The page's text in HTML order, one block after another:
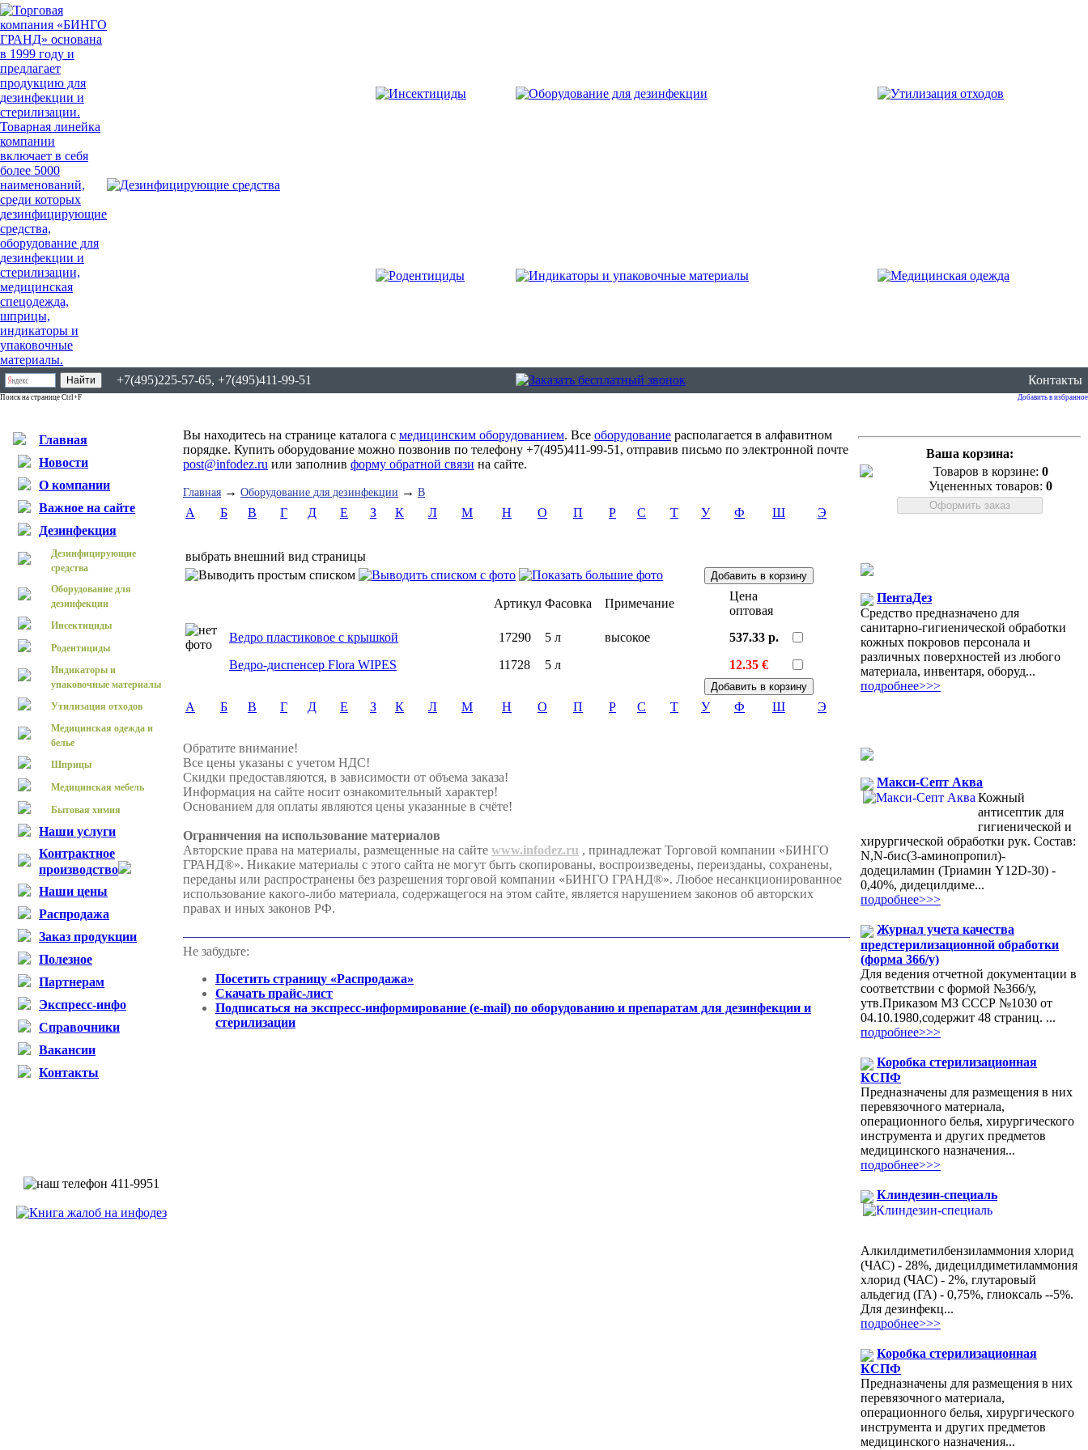
+7(495)225-57-65, +7(495)411-99-51 Контакты
Поиск на странице Ctrl+F Добавить в избранное
Главная
Новости
О компании
Важное на сайте
Дезинфекция
Дезинфицирующие
средства
Оборудование для
дезинфекции
Инсектициды
Родентициды
Индикаторы и
упаковочные материалы
Утилизация отходов
Медицинская одежда и
белье
Шприцы
Медицинская мебель
Бытовая химия
Наши услуги
Контрактное
производство
Наши цены
Распродажа
Заказ продукции
Полезное
Партнерам
Экспресс-инфо
Справочники
Вакансии
Контакты
Вы находитесь на странице каталога с медицинским оборудованием. Все оборудование располагается в алфавитном
порядке. Купить оборудование можно позвонив по телефону +7(495)411-99-51, отправив письмо по электронной почте
post@infodez.ru или заполнив форму обратной связи на сайте.
Главная → Оборудование для дезинфекции → В
А Б В Г Д Е З К Л М Н О П Р С Т У Ф Ш Э
выбрать внешний вид страницы
Артикул Фасовка Примечание
Цена
оптовая
Ведро пластиковое с крышкой
17290 5 л высокое
537.33 р.
Ведро-диспенсер Flora WIPES
11728 5 л 12.35 €
А Б В Г Д Е З К Л М Н О П Р С Т У Ф Ш Э
Обратите внимание!
Все цены указаны с учетом НДС!
Скидки предоставляются, в зависимости от объема заказа!
Информация на сайте носит ознакомительный характер!
Основанием для оплаты являются цены указанные в счёте!
Ограничения на использование материалов
Авторские права на материалы, размещенные на сайте www.infodez.ru , принадлежат Торговой компании «БИНГО
ГРАНД®». Никакие материалы с этого сайта не могут быть скопированы, воспроизведены, переизданы, сохранены,
переданы или распространены без разрешения торговой компании «БИНГО ГРАНД®». Любое несанкционированное
использование какого-либо материала, содержащегося на этом сайте, является нарушением законов об авторских
правах и иных законов РФ.
Не забудьте:
Посетить страницу «Распродажа»
Скачать прайс-лист
Подписаться на экспресс-информирование (e-mail) по оборудованию и препаратам для дезинфекции и
стерилизации
Ваша корзина:
Товаров в корзине: 0
Уцененных товаров: 0
ПентаДез
Средство предназначено для
санитарно-гигиенической обработки
кожных покровов персонала и
различных поверхностей из любого
материала, инвентаря, оборуд...
подробнее>>>
Макси-Септ Аква
Кожный
антисептик для
гигиенической и
хирургической обработки рук. Состав:
N,N-бис(3-аминопропил)-
додециламин (Триамин Y12D-30) -
0,40%, дидецилдиме...
подробнее>>>
Журнал учета качества
предстерилизационной обработки
(форма 366/у)
Для ведения отчетной документации в
соответствии с формой №366/у,
утв.Приказом МЗ СССР №1030 от
04.10.1980,содержит 48 страниц. ...
подробнее>>>
Коробка стерилизационная
КСПФ
Предназначены для размещения в них
перевязочного материала,
операционного белья, хирургического
инструмента и других предметов
медицинского назначения...
подробнее>>>
Клиндезин-специаль
Алкилдиметилбензиламмония хлорид
(ЧАС) - 28%, дидецилдиметиламмония
хлорид (ЧАС) - 2%, глутаровый
альдегид (ГА) - 0,75%, глиоксаль --5%.
Для дезинфекц...
подробнее>>>
Коробка стерилизационная
КСПФ
Предназначены для размещения в них
перевязочного материала,
операционного белья, хирургического
инструмента и других предметов
медицинского назначения...